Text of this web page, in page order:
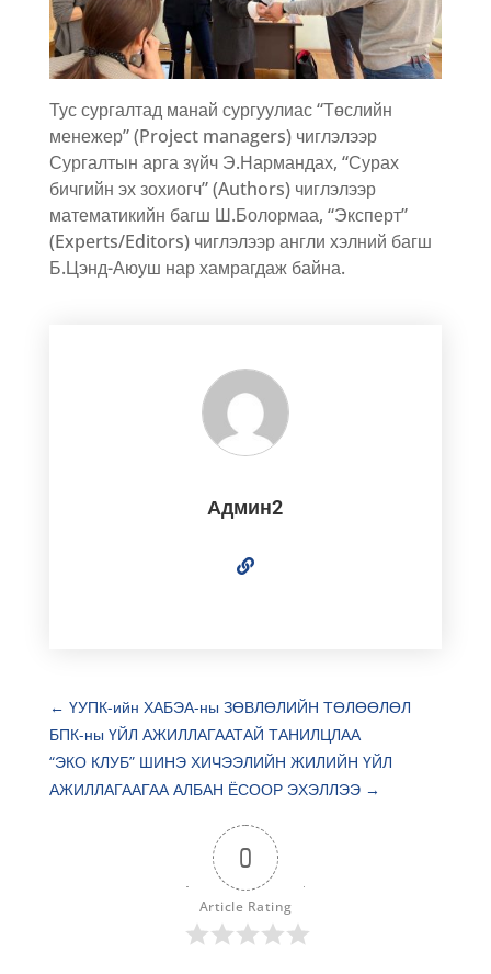
Тус сургалтад манай сургуулиас “Төслийн
менежер” (Project managers) чиглэлээр
Сургалтын арга зүйч Э.Нармандах, “Сурах
бичгийн эх зохиогч” (Authors) чиглэлээр
математикийн багш Ш.Болормаа, “Эксперт”
(Experts/Editors) чиглэлээр англи хэлний багш
Б.Цэнд-Аюуш нар хамрагдаж байна.
Админ2
← ҮУПК-ийн ХАБЭА-ны ЗӨВЛӨЛИЙН ТӨЛӨӨЛӨЛ
БПК-ны ҮЙЛ АЖИЛЛАГААТАЙ ТАНИЛЦЛАА
“ЭКО КЛУБ” ШИНЭ ХИЧЭЭЛИЙН ЖИЛИЙН ҮЙЛ
АЖИЛЛАГААГАА АЛБАН ЁСООР ЭХЭЛЛЭЭ →
0
Article Rating